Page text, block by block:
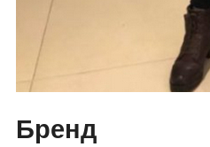
Бренд